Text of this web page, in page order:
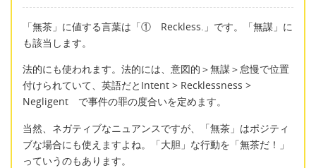
「無茶」に値する言葉は「① Reckless.」です。「無謀」に
も該当します。
法的にも使われます。法的には、意図的＞無謀＞怠慢で位置
付けられていて、英語だとIntent > Recklessness >
Negligent で事件の罪の度合いを定めます。
当然、ネガティブなニュアンスですが、「無茶」はポジティ
ブな場合にも使えますよね。「大胆」な行動を「無茶だ！」
っていうのもあります。